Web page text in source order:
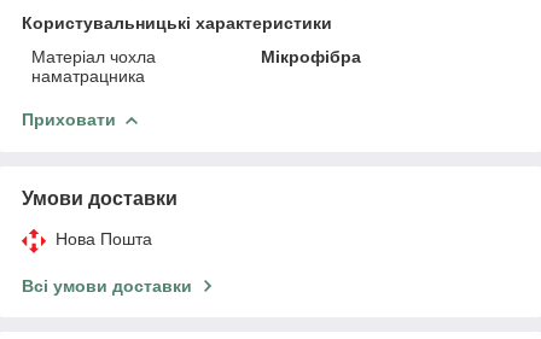
Користувальницькі характеристики
Матеріал чохла
наматрацника
Мікрофібра
Приховати
Умови доставки
Нова Пошта
Всі умови доставки